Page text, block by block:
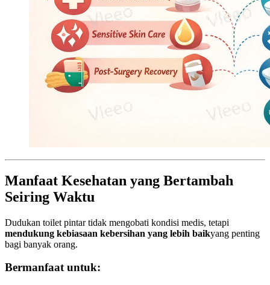
Manfaat Kesehatan yang Bertambah
Seiring Waktu
Dudukan toilet pintar tidak mengobati kondisi medis, tetapi
mendukung kebiasaan kebersihan yang lebih baikyang penting
bagi banyak orang.
Bermanfaat untuk: